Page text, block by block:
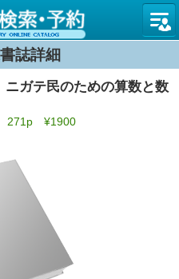
名古屋
誌詳細
ガテ民のための算数と数
¥1900